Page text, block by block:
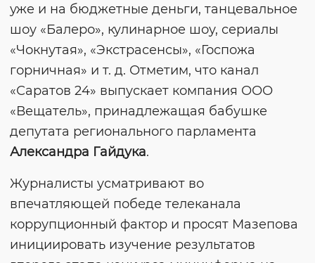
уже и на бюджетные деньги, танцевальное
шоу «Балеро», кулинарное шоу, сериалы
«Чокнутая», «Экстрасенсы», «Госпожа
горничная» и т. д. Отметим, что канал
«Саратов 24» выпускает компания ООО
«Вещатель», принадлежащая бабушке
депутата регионального парламента
Александра Гайдука.
Журналисты усматривают во
впечатляющей победе телеканала
коррупционный фактор и просят Мазепова
инициировать изучение результатов